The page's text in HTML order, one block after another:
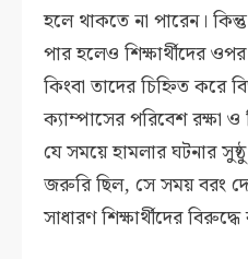
হলে থাকতে না পারেন।
পার হলেও শিক্ষার্থীদের
কিংবা তাদের চিহ্নিত করে
ক্যাম্পাসের পরিবেশ রক্ষা ও
যে সময়ে হামলার ঘটনার
জরুরি ছিল, সে সময় বরং
সাধারণ শিক্ষার্থীদের বিরুদ্ধে